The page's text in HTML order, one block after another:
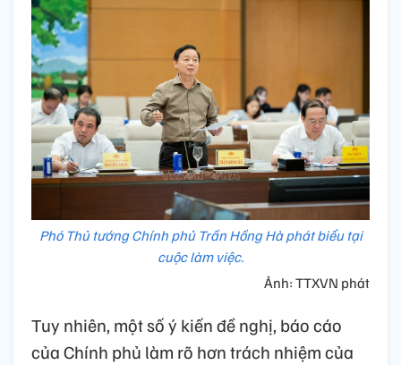
Phó Thủ tướng Chính phủ Trần Hồng Hà phát biểu tại
cuộc làm việc.
Ảnh: TTXVN phát
Tuy nhiên, một số ý kiến đề nghị, báo cáo
của Chính phủ làm rõ hơn trách nhiệm của